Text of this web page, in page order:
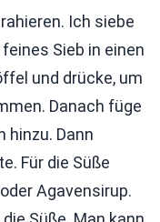
Ich siebe
Sieb in einen
und drücke, um
Danach füge
hinzu. Dann
Für die Süße
Agavensirup.